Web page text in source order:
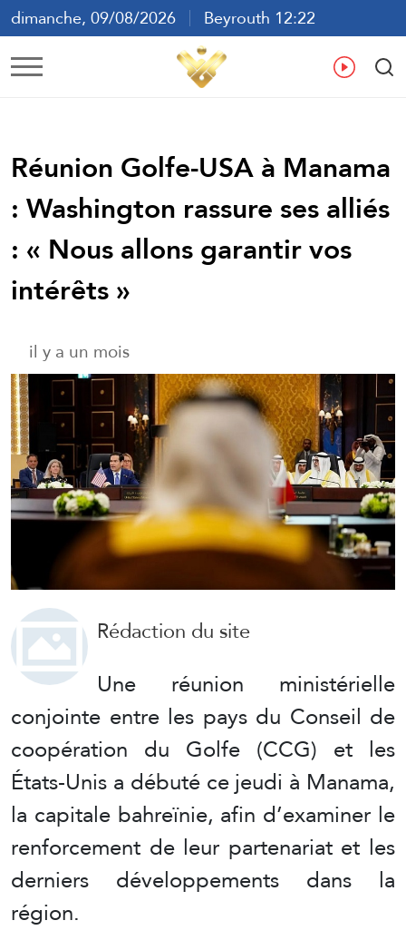
dimanche, 09/08/2026
Beyrouth 12:22
ع
Réunion Golfe-USA à Manama
: Washington rassure ses alliés
: « Nous allons garantir vos
intérêts »
il y a un mois
Rédaction du site
Une réunion ministérielle
conjointe entre les pays du Conseil de
coopération du Golfe (CCG) et les
États-Unis a débuté ce jeudi à Manama,
la capitale bahreïnie, afin d’examiner le
renforcement de leur partenariat et les
derniers développements dans la
région.